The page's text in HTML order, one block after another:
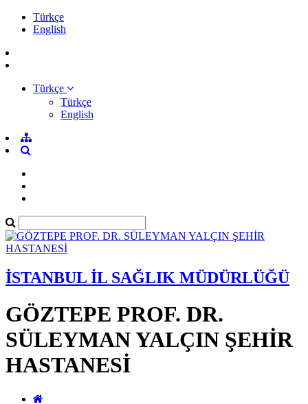
Türkçe
English
Türkçe
Türkçe
English
İSTANBUL İL SAĞLIK MÜDÜRLÜĞÜ
GÖZTEPE PROF. DR.
SÜLEYMAN YALÇIN ŞEHİR
HASTANESİ